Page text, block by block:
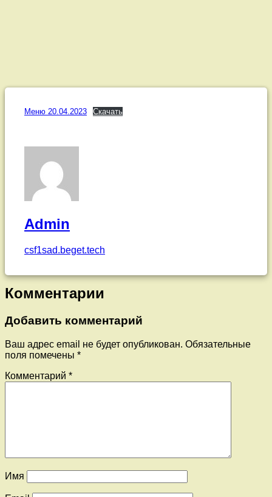
20.04.2023
19.04.2023
Меню
Меню 20.04.2023 Скачать
Admin
csf1sad.beget.tech
Комментарии
Добавить комментарий
Ваш адрес email не будет опубликован. Обязательные
поля помечены *
Комментарий *
Имя